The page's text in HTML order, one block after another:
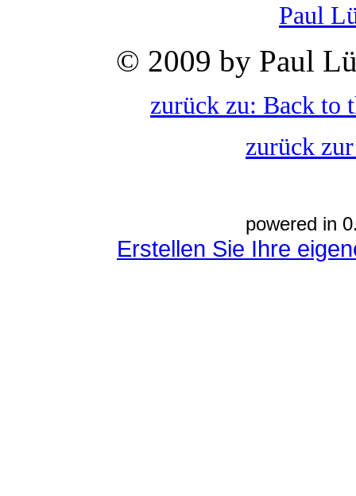
Paul
© 2009 by Paul
zurück zu: Back to
zurück
powered in
Erstellen Sie Ihre